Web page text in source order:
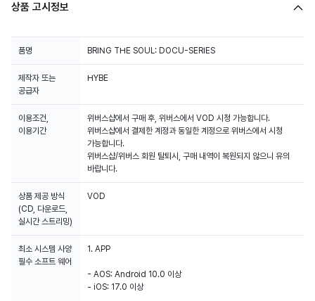
상품 고시정보
품명 BRING THE SOUL: DOCU-SERIES
제작자 또는
공급자
HYBE
이용조건,
이용기간
위버스샵에서 구매 후, 위버스에서 VOD 시청 가능합니다.
위버스샵에서 결제한 계정과 동일한 계정으로 위버스에서 시청
가능합니다.
위버스샵/위버스 회원 탈퇴시, 구매 내역이 복원되지 않으니 유의
바랍니다.
상품 제공 방식
(CD, 다운로드,
실시간 스트리밍)
VOD
최소 시스템 사양
필수 소프트 웨어
1. APP
- AOS: Android 10.0 이상
- iOS: 17.0 이상